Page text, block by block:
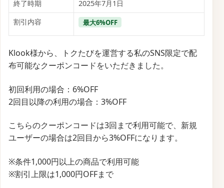
終了時期
2025年7月1日
割引内容
最大6%OFF
Klook様から、トクたびを運営する私のSNS限定で配
布可能なクーポンコードをいただきました。
初回利用の場合：6%OFF
2回目以降の利用の場合：3%OFF
こちらのクーポンコードは3回まで利用可能で、新規
ユーザーの場合は2回目から3%OFFになります。
※条件1,000円以上の商品で利用可能
※割引上限は1,000円OFFまで